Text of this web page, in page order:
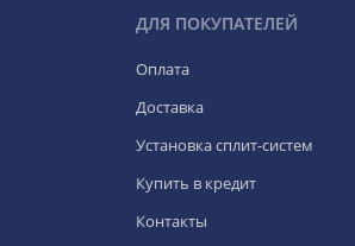
ДЛЯ ПОКУПАТЕЛЕЙ
Оплата
Доставка
Установка сплит-систем
Купить в кредит
Контакты